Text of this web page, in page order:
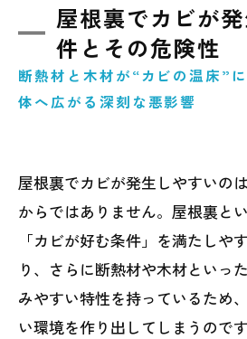
屋根裏でカビが
件とその危険性
断熱材と木材が“カビの温床”
体へ広がる深刻な悪影響
屋根裏でカビが発生しやすいの
からではありません。屋根裏と
「カビが好む条件」を満たしや
り、さらに断熱材や木材といっ
みやすい特性を持っているため
い環境を作り出してしまうので